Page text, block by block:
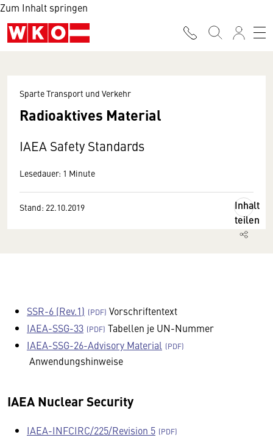
Zum Inhalt springen
Sparte Transport und Verkehr
Radioaktives Material
IAEA Safety Standards
Lesedauer: 1 Minute
Stand: 22.10.2019
Inhalt
teilen
SSR-6 (Rev.1)
Vorschriftentext
IAEA-SSG-33
Tabellen je UN-Nummer
IAEA-SSG-26-Advisory Material
Anwendungshinweise
IAEA Nuclear Security
IAEA-INFCIRC/225/Revision 5